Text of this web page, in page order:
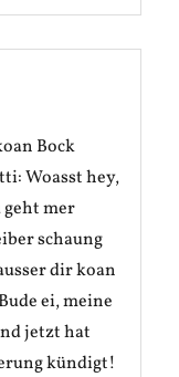
Bock
Woasst hey,
geht mer
schaung
dir koan
ei, meine
jetzt hat
kündigt!